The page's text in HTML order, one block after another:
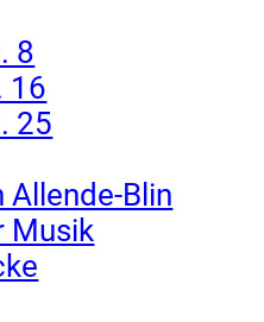
8
16
25
Allende-Blin
Musik